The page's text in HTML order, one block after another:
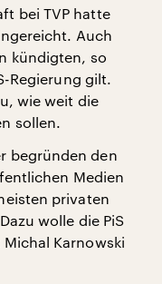
bei TVP hatte
Auch
kündigten, so
Regierung gilt.
wie weit die
sollen.
begründen den
Medien
privaten
wolle die PiS
Karnowski